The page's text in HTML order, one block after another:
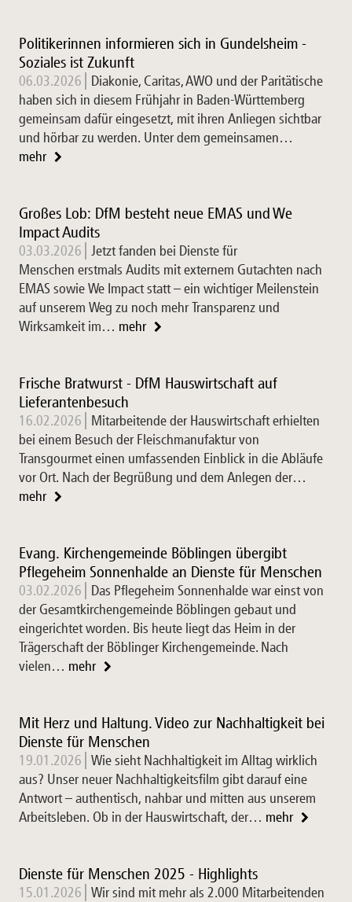
Politikerinnen informieren sich in Gundelsheim -
Soziales ist Zukunft
06.03.2026
Diakonie, Caritas, AWO und der Paritätische
haben sich in diesem Frühjahr in Baden-Württemberg
gemeinsam dafür eingesetzt, mit ihren Anliegen sichtbar
und hörbar zu werden. Unter dem gemeinsamen…
mehr
Großes Lob: DfM besteht neue EMAS und We
Impact Audits
03.03.2026 Jetzt fanden bei Dienste für
Menschen erstmals Audits mit externem Gutachten nach
EMAS sowie We Impact statt – ein wichtiger Meilenstein
auf unserem Weg zu noch mehr Transparenz und
Wirksamkeit im… mehr
Frische Bratwurst - DfM Hauswirtschaft auf
Lieferantenbesuch
16.02.2026
Mitarbeitende der Hauswirtschaft erhielten
bei einem Besuch der Fleischmanufaktur von
Transgourmet einen umfassenden Einblick in die Abläufe
vor Ort. Nach der Begrüßung und dem Anlegen der…
mehr
Evang. Kirchengemeinde Böblingen übergibt
Pflegeheim Sonnenhalde an Dienste für Menschen
03.02.2026
Das Pflegeheim Sonnenhalde war einst von
der Gesamtkirchengemeinde Böblingen gebaut und
eingerichtet worden. Bis heute liegt das Heim in der
Trägerschaft der Böblinger Kirchengemeinde. Nach
vielen… mehr
Mit Herz und Haltung. Video zur Nachhaltigkeit bei
Dienste für Menschen
19.01.2026 Wie sieht Nachhaltigkeit im Alltag wirklich
aus? Unser neuer Nachhaltigkeitsfilm gibt darauf eine
Antwort – authentisch, nahbar und mitten aus unserem
Arbeitsleben. Ob in der Hauswirtschaft, der… mehr
Dienste für Menschen 2025 - Highlights
15.01.2026 Wir sind mit mehr als 2.000 Mitarbeitenden